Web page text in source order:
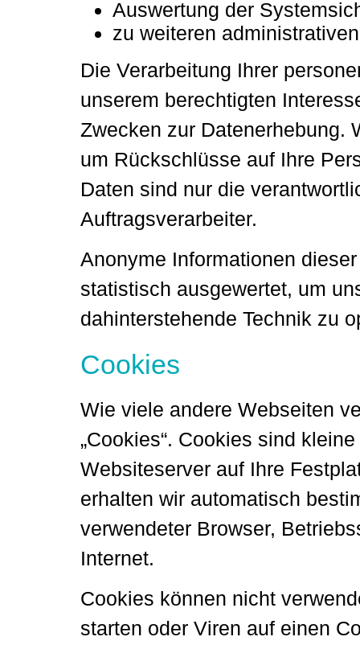
Auswertung der
zu weiteren
Die Verarbeitung Ihrer
unserem berechtigten
Zwecken zur Datenerhebung.
um Rückschlüsse auf Ihre
Daten sind nur die
Auftragsverarbeiter.
Anonyme Informationen
statistisch ausgewertet, um
dahinterstehende Technik zu
Cookies
Wie viele andere Webseiten
„Cookies“. Cookies sind
Websiteserver auf Ihre
erhalten wir automatisch
verwendeter Browser,
Internet.
Cookies können nicht
starten oder Viren auf einen